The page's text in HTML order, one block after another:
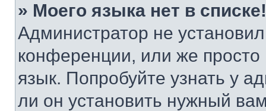
» Моего языка нет в списке!
Администратор не
конференции, или же
язык. Попробуйте узнать у
ли он установить нужный